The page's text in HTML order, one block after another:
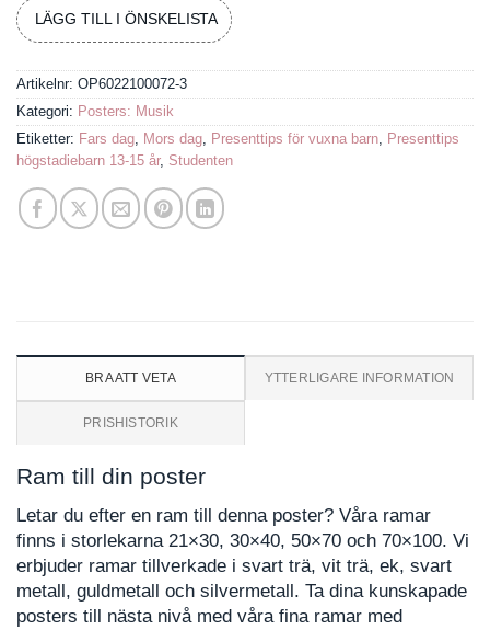
LÄGG TILL I ÖNSKELISTA
Artikelnr: OP6022100072-3
Kategori: Posters: Musik
Etiketter: Fars dag Mors dag Presenttips för vuxna barn Presenttips
högstadiebarn 13-15 år, Studenten
BRA ATT VETA YTTERLIGARE INFORMATION
PRISHISTORIK
Ram till din poster
Letar du efter en ram till denna poster? Våra ramar
finns i storlekarna 21×30, 30×40, 50×70 och 70×100. Vi
erbjuder ramar tillverkade i svart trä, vit trä, ek, svart
metall, guldmetall och silvermetall. Ta dina kunskapade
posters till nästa nivå med våra fina ramar med